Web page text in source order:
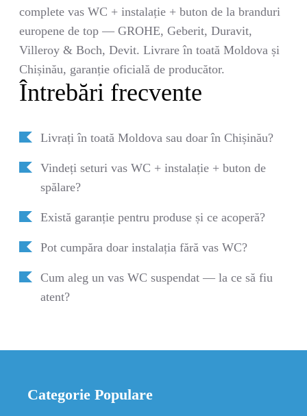
complete vas WC + instalație + buton de la branduri
europene de top — GROHE, Geberit, Duravit,
Villeroy & Boch, Devit. Livrare în toată Moldova și
Chișinău, garanție oficială de producător.
Întrebări frecvente
Livrați în toată Moldova sau doar în Chișinău?
Vindeți seturi vas WC + instalație + buton de
spălare?
Există garanție pentru produse și ce acoperă?
Pot cumpăra doar instalația fără vas WC?
Cum aleg un vas WC suspendat — la ce să fiu
atent?
Categorie Populare